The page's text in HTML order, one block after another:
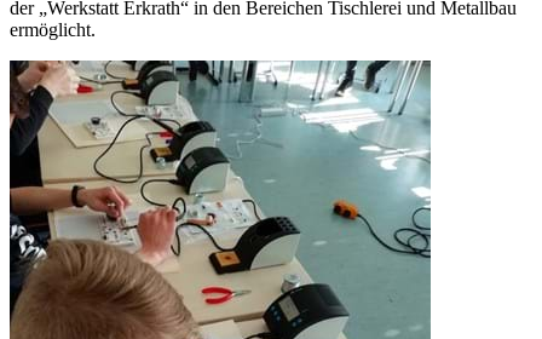
der „Werkstatt Erkrath“ in den Bereichen Tischlerei und Metallbau
ermöglicht.